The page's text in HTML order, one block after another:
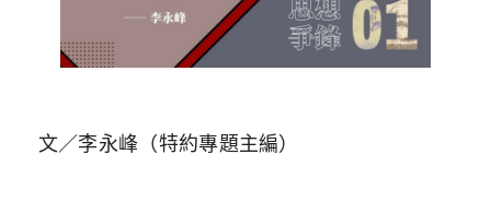
文／李永峰（特約專題主編）